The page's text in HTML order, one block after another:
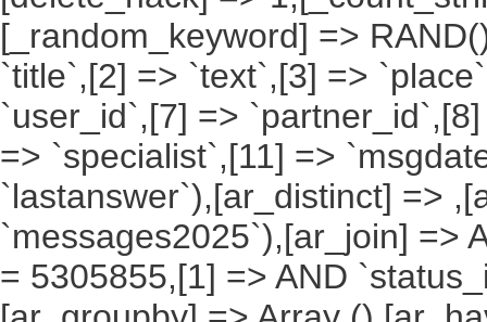
[_random_keyword] =>
`title`,[2] => `text`,[3] =>
`user_id`,[7] =>
=> `specialist`,[11] =>
`lastanswer`),[ar_distinct] =>
`messages2025`),[ar_join] =>
= 5305855,[1] => AND